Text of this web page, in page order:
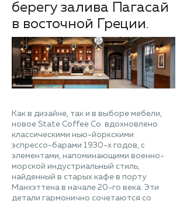
берегу залива Пагасай
в восточной Греции.
Как в дизайне, так и в выборе мебели,
новое State Coffee Co. вдохновлено
классическими нью-йоркскими
эспрессо-барами 1930-х годов, с
элементами, напоминающими военно-
морской индустриальный стиль,
найденный в старых кафе в порту
Манхэттена в начале 20-го века. Эти
детали гармонично сочетаются со